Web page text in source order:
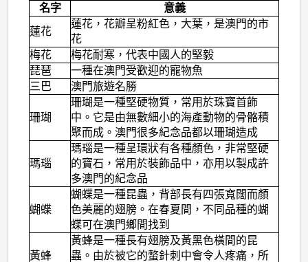
名字
意義
蓮花
蓮花，花瓣呈粉紅色，大葉，是澳門的市
花
梅花
梅花耐寒，代表中國人的堅毅
琵琶
一種在澳門受歡迎的寵物魚
三巴
澳門旅遊名勝
珊瑚
珊瑚是一種堅硬物質，常用於珠寶首飾
中。它是由無數細小的海產動物的骨骼積
聚而成。澳門很多紀念品都以珊瑚造成
瑪瑙
瑪瑙是一種呈環狀有各種顏色，非常堅硬
的寶石，常用於裝飾品中，亦用以製成許
多澳門的紀念品
蝴蝶
蝴蝶是一種昆蟲，背部長有四張寬闊而顏
色美麗的翅膀。在春夏間，不同品種的蝴
蝶可在澳門鄉間找到
黃蜂
黃蜂是一種長有翅膀及黃黑色橫間的昆
蟲。由於被它的螫針刺中會令人疼痛，所